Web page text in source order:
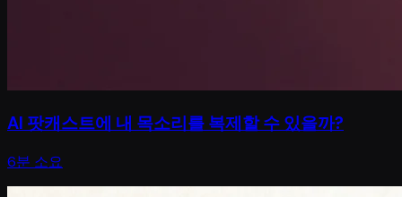
AI 팟캐스트에 내 목소리를 복제할 수 있을까?
6분 소요